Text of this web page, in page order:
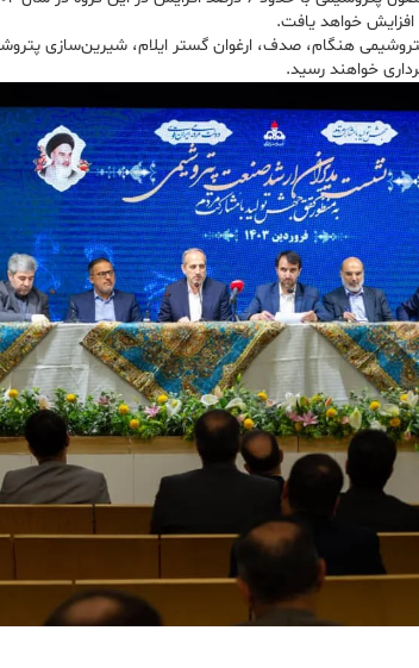
پتروشیمی شامل طرح‌های پتروشیمی هنگام، صدف، ارغوان گستر ایلام،
خواهند رسید.